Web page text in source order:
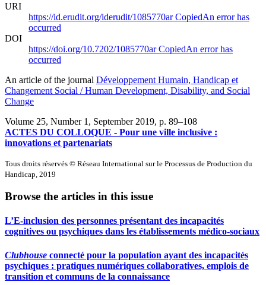
URI
https://id.erudit.org/iderudit/1085770arCopiedAn error has
occurred
DOI
https://doi.org/10.7202/1085770arCopiedAn error has
occurred
An article of the journal Développement Humain, Handicap et
Changement Social / Human Development, Disability, and Social
Change
Volume 25, Number 1, September 2019, p. 89–108
ACTES DU COLLOQUE - Pour une ville inclusive :
innovations et partenariats
Tous droits réservés © Réseau International sur le Processus de Production du
Handicap, 2019
Browse the articles in this issue
L’E-inclusion des personnes présentant des incapacités
cognitives ou psychiques dans les établissements médico-sociaux
Clubhouse connecté pour la population ayant des incapacités
psychiques : pratiques numériques collaboratives, emplois de
transition et communs de la connaissance